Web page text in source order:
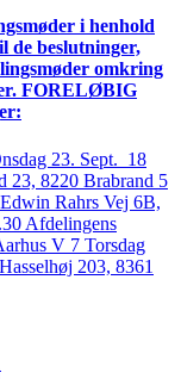
i henhold
de beslutninger,
omkring
FORELØBIG
23. Sept. 18
23, 8220 Brabrand 5
Rahrs Vej 6B,
Afdelingens
V 7 Torsdag
203, 8361